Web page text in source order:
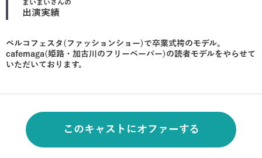
まいまい さんの
出演実績
ベルコフェスタ(ファッションショー)で卒業式袴のモデル。
cafemaga(姫路・加古川のフリーペーパー)の読者モデルをやらせて
いただいております。
このキャストにオファーする